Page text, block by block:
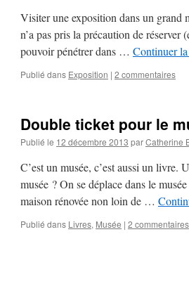
Visiter une exposition dans un grand
n’a pas pris la précaution de
pouvoir pénétrer dans … Continuer
Publié dans Exposition | 2 commentaires
Double ticket pour le
Publié le 12 décembre 2013 parCatherine
C’est un musée, c’est aussi un livre.
musée ? On se déplace dans le
maison rénovée non loin de …
Publié dans Livres, Musée | 2 commentaires